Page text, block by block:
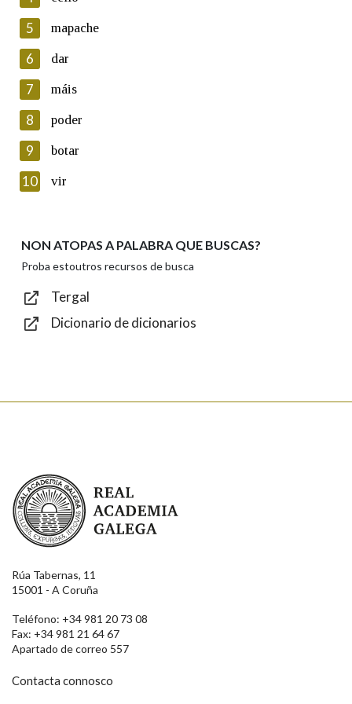
Lin e acepto as condicións da política de
Introduce o código que aparece na imaxe:
Texto de verificación
Enviar
5 mapache
6 dar
7 máis
8 poder
9 botar
10 vir
NON ATOPAS A PALABRA QUE BUSCAS?
Proba estoutros recursos de busca
Tergal
Dicionario de dicionarios
Real Academia Galega
Rúa Tabernas, 11
15001 - A Coruña
Teléfono: +34 981 20 73 08
Fax: +34 981 21 64 67
Apartado de correo 557
Contacta connosco